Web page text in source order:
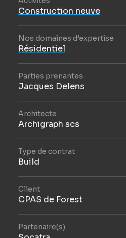
Construction neuve
Nos domaines d’expertise
Résidentiel
Parties prenantes
Jacques Delens
Architecte
Archigraph scs
Type de contrat
Build
Client
CPAS de Forest
Partenaire(s)